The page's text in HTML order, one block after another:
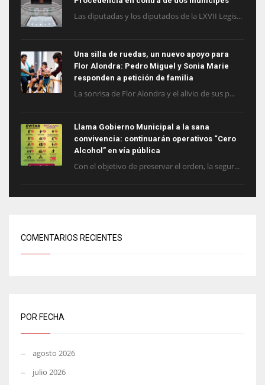
Las diputadas y los diputados de la LXVII Legis...
Una silla de ruedas, un nuevo apoyo para
Flor Alondra: Pedro Miguel y Sonia Marie
responden a petición de familia
La sonrisa de Flor Alondra y el alivio de sus p...
Llama Gobierno Municipal a la sana
convivencia: continuarán operativos “Cero
Alcohol” en vía pública
Con el objetivo de preservar el orden, la segur...
COMENTARIOS RECIENTES
POR FECHA
agosto 2026
julio 2026